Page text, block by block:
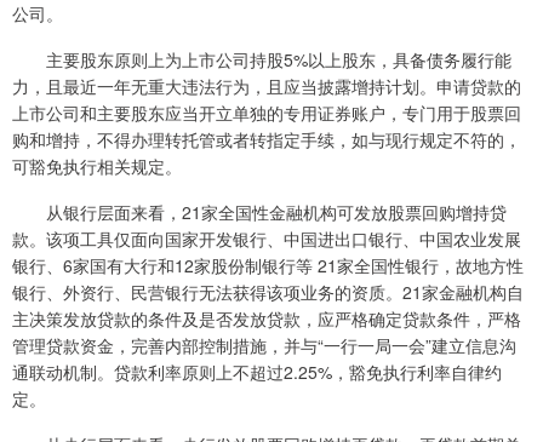
公司。
主要股东原则上为上市公司持股5%以上股东，具备债务履行能
力，且最近一年无重大违法行为，且应当披露增持计划。申请贷款的
上市公司和主要股东应当开立单独的专用证券账户，专门用于股票回
购和增持，不得办理转托管或者转指定手续，如与现行规定不符的，
可豁免执行相关规定。
从银行层面来看，21家全国性金融机构可发放股票回购增持贷
款。该项工具仅面向国家开发银行、中国进出口银行、中国农业发展
银行、6家国有大行和12家股份制银行等 21家全国性银行，故地方性
银行、外资行、民营银行无法获得该项业务的资质。21家金融机构自
主决策发放贷款的条件及是否发放贷款，应严格确定贷款条件，严格
管理贷款资金，完善内部控制措施，并与“一行一局一会”建立信息沟
通联动机制。贷款利率原则上不超过2.25%，豁免执行利率自律约
定。